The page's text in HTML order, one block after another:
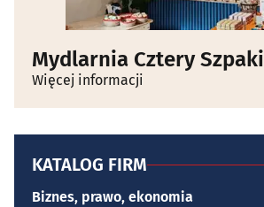
Mydlarnia Cztery Szpaki
Więcej informacji
KATALOG FIRM
Biznes, prawo, ekonomia